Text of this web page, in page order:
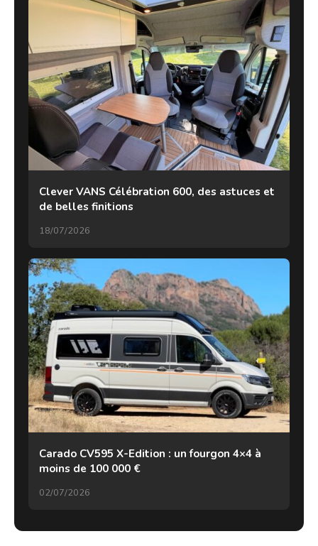
Clever VANS Célébration 600, des astuces et
de belles finitions
18/07/2026
Carado CV595 X-Edition : un fourgon 4×4 à
moins de 100 000 €
02/07/2026